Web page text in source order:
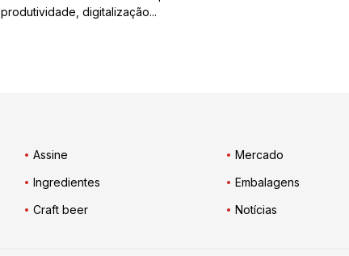
produtividade, digitalização...
Assine Mercado
Ingredientes Embalagens
Craft beer Notícias